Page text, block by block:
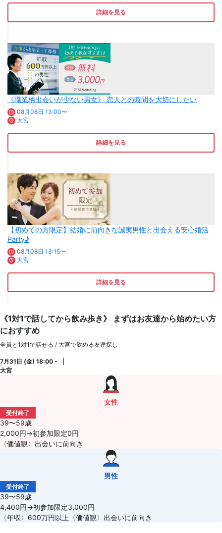
詳細を見る
《職業柄出会いが少ない男女》 恋人との時間を大切にしたい
08月08日 13:00〜
大宮
詳細を見る
【初めての方限定】結婚に前向きな誠実男性と出会える安心婚活
Party♪
08月08日 13:15〜
大宮
詳細を見る
《1対1で話してから飲み歩き》 まずはお友達から始めたい方
におすすめ
全員と1対1で話せる / 大宮で飲める友達探し
7月31日 (金) 18:00 -
大宮
女性
受付終了
39〜59歳
2,000円→初参加限定0円
〈価値観〉出会いに前向き
男性
受付終了
39〜59歳
4,400円→初参加限定3,000円
〈年収〉600万円以上〈価値観〉出会いに前向き